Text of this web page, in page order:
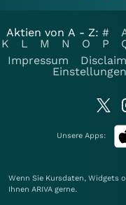
Aktien von A - Z: #
K
L M N O P
Impressum
Einstellungen
Unsere Apps:
Wenn Sie Kursdaten, Widgets
Ihnen ARIVA gerne.